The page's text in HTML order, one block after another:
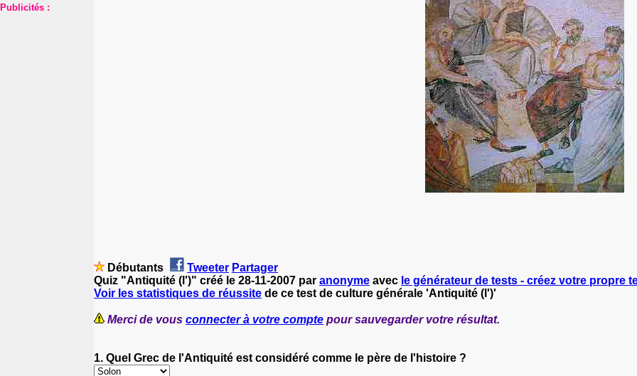
Publicités :
Débutants Tweeter Partager
Quiz "Antiquité (l')" créé le 28-11-2007 par anonyme avec le générateur de tests - créez votre propre
Voir les statistiques de réussite de ce test de culture générale 'Antiquité (l')'
Merci de vous connecter à votre compte pour sauvegarder votre résultat.
1. Quel Grec de l'Antiquité est considéré comme le père de l'histoire ?